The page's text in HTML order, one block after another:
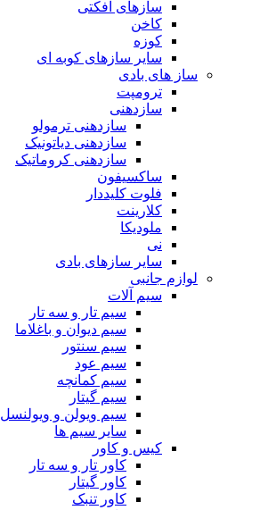
سازهای افکتی
کاخن
کوزه
سایر سازهای کوبه ای
ساز های بادی
ترومپت
سازدهنی
سازدهنی ترمولو
سازدهنی دیاتونیک
سازدهنی کروماتیک
ساکسیفون
فلوت کلیددار
کلارینت
ملودیکا
نی
سایر سازهای بادی
لوازم جانبی
سیم آلات
سیم تار و سه تار
سیم دیوان و باغلاما
سیم سنتور
سیم عود
سیم کمانچه
سیم گیتار
سیم ویولن و ویولنسل
سایر سیم ها
کیس و کاور
کاور تار و سه تار
کاور گیتار
کاور تنبک